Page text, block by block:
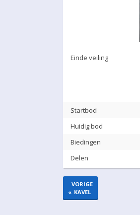
Einde veiling
Startbod
Huidig bod
Biedingen
Delen
«
VORIGE
KAVEL